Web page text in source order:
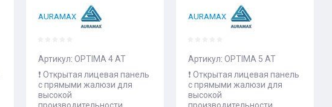
AURAMAX
Артикул: OPTIMA 4 AT
❗️ Открытая лицевая панель
с прямыми жалюзи для
высокой
AURAMAX
Артикул: OPTIMA 5 AT
❗️ Открытая лицевая панель
с прямыми жалюзи для
высокой